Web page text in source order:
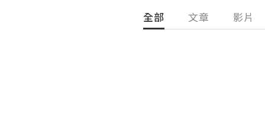
全部 文章 影片